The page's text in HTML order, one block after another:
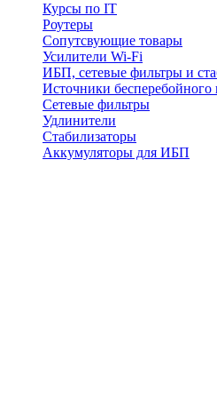
Курсы по IT
Роутеры
Сопутсвующие товары
Усилители Wi-Fi
ИБП, сетевые фильтры и
Источники бесперебойного
Сетевые фильтры
Удлинители
Стабилизаторы
Аккумуляторы для ИБП